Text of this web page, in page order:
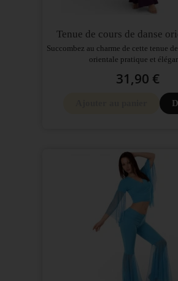
Tenue de cours de danse
Succombez au charme de cette tenue
orientale pratique et
31,90 €